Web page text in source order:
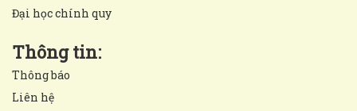
Đại học chính quy
Thông tin:
Thông báo
Liên hệ